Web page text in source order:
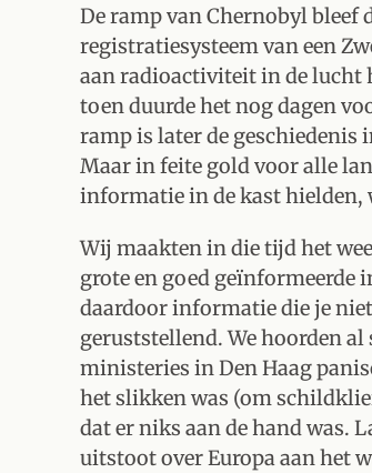
De ramp van Chernobyl bleef
registratiesysteem van een
aan radioactiviteit in de lucht
toen duurde het nog dagen
ramp is later de geschiedenis
Maar in feite gold voor alle
informatie in de kast hielden,
Wij maakten in die tijd het
grote en goed
daardoor informatie die je
geruststellend. We hoorden
ministeries in Den Haag
het slikken was (om
dat er niks aan de hand was.
uitstoot over Europa aan het